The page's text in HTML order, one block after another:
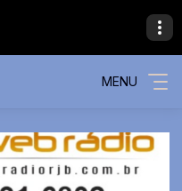
- Almost Over You
MENU